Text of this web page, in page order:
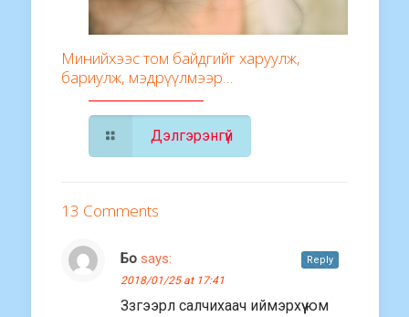
Минийхээс том байдгийг харуулж,
бариулж, мэдрүүлмээр…
Дэлгэрэнгүй
13 Comments
Бо says:
2018/01/25 at 17:41
Ззгээрл салчихаач иймэрхүү юм
Reply